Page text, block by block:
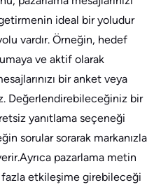
ideal bir yoludur
vardır. Örneğin, hedef
ve aktif olarak
bir anket veya
Değerlendirebileceğiniz bir
yanıtlama seçeneği
sorular sorarak markanızla
pazarlama metin
fazla etkileşime girebileceği